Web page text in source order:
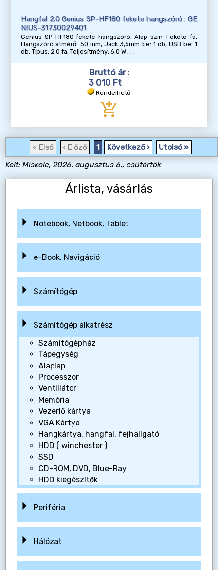
Hangfal 2.0 Genius SP-HF180 fekete hangszóró : GE
NIUS-31730029401
Genius SP-HF180 fekete hangszóró, Alap szín: Fekete fa,
Hangszóró átmérő: 50 mm, Jack 3,5mm be: 1 db, USB be: 1
db, Típus: 2.0 fa, Teljesítmény: 6,0 W
Bruttó ár :
3 010 Ft
Rendelhető
add_shopping_cart
« Első ‹ Előző 1 Következő ›
Utolsó »
Kelt: Miskolc, 2026. augusztus 6., csütörtök
Árlista, vásárlás
Notebook, Netbook, Tablet
e-Book, Navigáció
Számítógép
Számítógép alkatrész
Számítógépház
Tápegység
Alaplap
Processzor
Ventillátor
Memória
Vezérlő kártya
VGA Kártya
Hangkártya, hangfal, fejhallgató
HDD ( winchester )
SSD
CD-ROM, DVD, Blue-Ray
HDD kiegészítők
Periféria
Hálózat